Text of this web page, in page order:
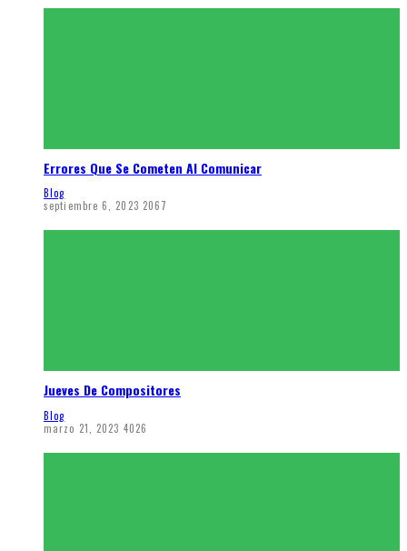
Errores Que Se Cometen Al Comunicar
Blog
septiembre 6, 2023 2067
Jueves De Compositores
Blog
marzo 21, 2023 4026